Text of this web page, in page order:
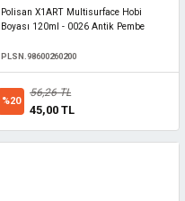
Polisan X1ART Multisurface Hobi
Boyası 120ml - 0026 Antik Pembe
PLSN.98600260200
%20
56,26 TL
45,00 TL